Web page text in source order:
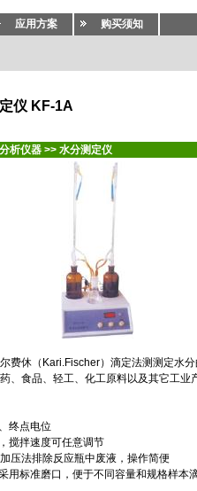
应用方案 购买须知
仪 KF-1A
分析仪器 >> 水分测定仪
费休（ Kari.Fischer）滴定法测测定水
、食品、轻工、化工原料以及其它工业
终点电位
搅拌速度可任意调节
压法排除反应瓶中废液，操作简便
用标准磨口，便于不同容量和规格样本